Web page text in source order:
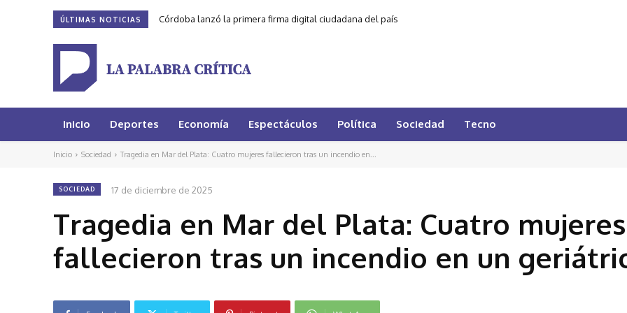
ÚLTIMAS NOTICIAS Córdoba lanzó la primera firma digital ciudadana del país
Inicio Deportes Economía Espectáculos Política Sociedad Tecno
Inicio Sociedad Tragedia en Mar del Plata: Cuatro mujeres fallecieron tras un incendio en...
SOCIEDAD 17 de diciembre de 2025
Tragedia en Mar del Plata: Cuatro mujeres
fallecieron tras un incendio en un